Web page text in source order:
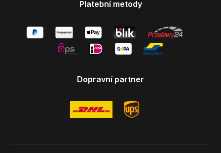
Platební metody
Dopravní partner